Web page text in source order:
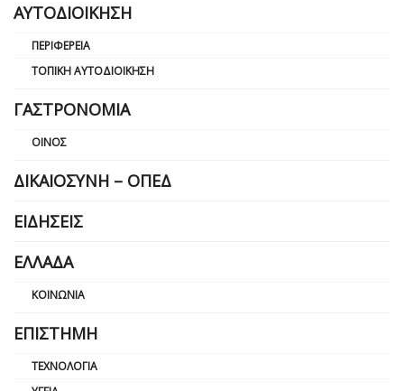
ΑΥΤΟΔΙΟΊΚΗΣΗ
ΠΕΡΙΦΈΡΕΙΑ
ΤΟΠΙΚΉ ΑΥΤΟΔΙΟΊΚΗΣΗ
ΓΑΣΤΡΟΝΟΜΊΑ
ΟΊΝΟΣ
ΔΙΚΑΙΟΣΎΝΗ – ΟΠΕΔ
ΕΙΔΉΣΕΙΣ
ΕΛΛΆΔΑ
ΚΟΙΝΩΝΊΑ
ΕΠΙΣΤΉΜΗ
ΤΕΧΝΟΛΟΓΊΑ